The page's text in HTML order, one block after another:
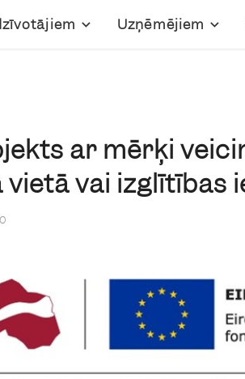
Uzņēmējiem
ar mērķi
vai izglītības
0